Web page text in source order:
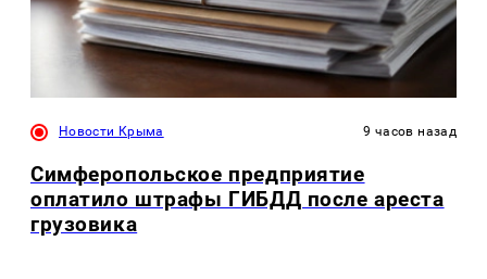
Новости Крыма 9 часов назад
Симферопольское предприятие
оплатило штрафы ГИБДД после ареста
грузовика